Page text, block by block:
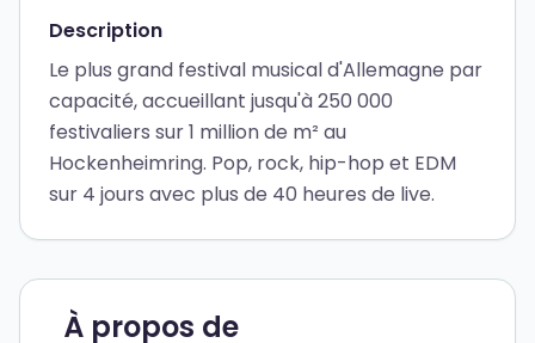
Description
Le plus grand festival musical d'Allemagne par
capacité, accueillant jusqu'à 250 000
festivaliers sur 1 million de m² au
Hockenheimring. Pop, rock, hip-hop et EDM
sur 4 jours avec plus de 40 heures de live.
À propos de